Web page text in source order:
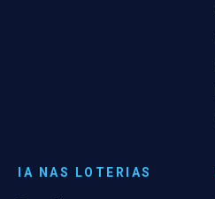
IA NAS LOTERIAS